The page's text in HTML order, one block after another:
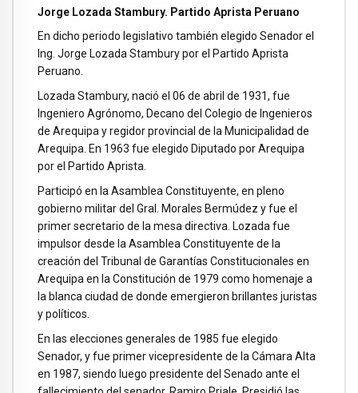
Jorge Lozada Stambury. Partido Aprista Peruano
En dicho periodo legislativo también elegido Senador el
Ing. Jorge Lozada Stambury por el Partido Aprista
Peruano.
Lozada Stambury, nació el 06 de abril de 1931, fue
Ingeniero Agrónomo, Decano del Colegio de Ingenieros
de Arequipa y regidor provincial de la Municipalidad de
Arequipa. En 1963 fue elegido Diputado por Arequipa
por el Partido Aprista.
Participó en la Asamblea Constituyente, en pleno
gobierno militar del Gral. Morales Bermúdez y fue el
primer secretario de la mesa directiva. Lozada fue
impulsor desde la Asamblea Constituyente de la
creación del Tribunal de Garantías Constitucionales en
Arequipa en la Constitución de 1979 como homenaje a
la blanca ciudad de donde emergieron brillantes juristas
y políticos.
En las elecciones generales de 1985 fue elegido
Senador, y fue primer vicepresidente de la Cámara Alta
en 1987, siendo luego presidente del Senado ante el